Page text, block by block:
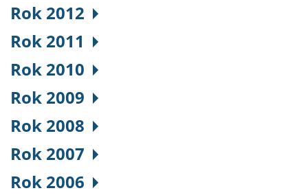
Rok 2012
Rok 2011
Rok 2010
Rok 2009
Rok 2008
Rok 2007
Rok 2006